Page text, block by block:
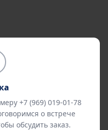
+7 (969) 019-01-78
о встрече
обсудить заказ.